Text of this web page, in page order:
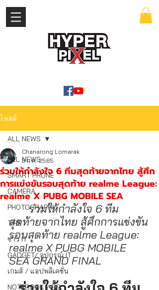
โพสต์
ALL NEWS
SMART PHONE
CAMERA
PHOTOGRAPHY
TIPS
ข่าว IT
GADGET/ อุปกรณ์ IT
เกมส์ / แอปพลิเคชั่น
NOTEBOOK / PC
ALL NEWS
ร่วมให้กำลังใจ 6 ทีมสุดท้ายจากไทย สู้ศึก
การแข่งขันรอบสุดท้าย realme League:
realme X PUBG MOBILE SEA
Chanarong Lomarak
3 ก.ค. 2565
ร่วมให้กำลังใจ 6 ทีม
สุดท้ายจากไทย สู้ศึกการแข่งขัน
รอบสุดท้าย realme League:
realme X PUBG MOBILE
SEA GRAND FINAL